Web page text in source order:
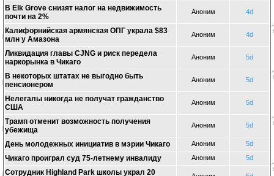
В Elk Grove снизят налог на недвижимость
почти на 2%
Аноним 4d
Калифорнийская армянская ОПГ украла $83
млн у Амазона
Аноним 4d
Ликвидация главы CJNG и риск передела
наркорынка в Чикаго
Аноним 5d
В некоторых штатах не выгодно быть
пенсионером
Аноним 5d
Нелегалы никогда не получат гражданство
США
Аноним 5d
Трамп отменит возможность получения
убежища
Аноним 5d
День молодежных инициатив в мэрии Чикаго Аноним 5d
Чикаго проиграл суд 75-летнему инвалиду Аноним 5d
Сотрудник Highland Park школы украл 20